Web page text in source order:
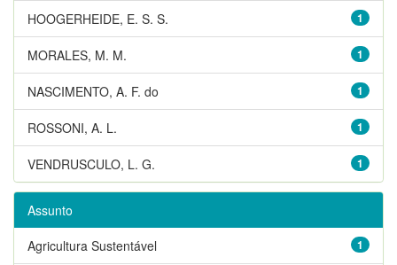
1
HOOGERHEIDE, E. S. S.
1
MORALES, M. M.
1
NASCIMENTO, A. F. do
1
ROSSONI, A. L.
1
VENDRUSCULO, L. G.
Assunto
1
Agricultura Sustentável